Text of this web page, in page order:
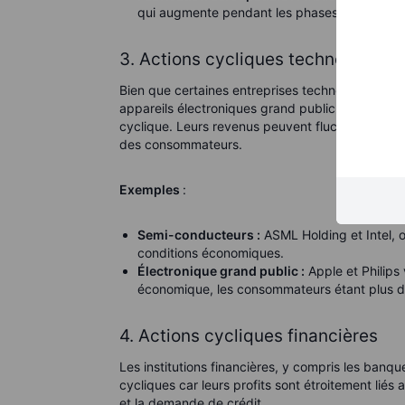
qui augmente pendant les phases
3. Actions cycliques technologiques
Bien que certaines entreprises technologiques
appareils électroniques grand public ou des
cyclique. Leurs revenus peuvent fluctuer
des consommateurs.
Exemples :
Semi-conducteurs : ASML Holding et Intel,
conditions économiques.
Électronique grand public : Apple et
économique, les consommateurs étant plus
4. Actions cycliques financières
Les institutions financières, y compris les
cycliques car leurs profits sont étroitement liés